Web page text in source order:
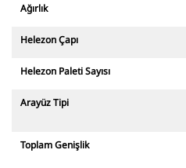
Ağırlık
Helezon Çapı
Helezon Paleti Sayısı
Arayüz Tipi
Toplam Genişlik